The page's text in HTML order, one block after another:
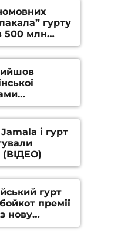
гурту
500 млн
YouTube
та
(ВІДЕО)
і гурт
(ВІДЕО)
гурт
премії
нову